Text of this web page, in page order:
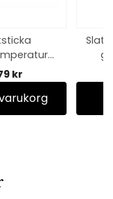
Weber
kr
Slate